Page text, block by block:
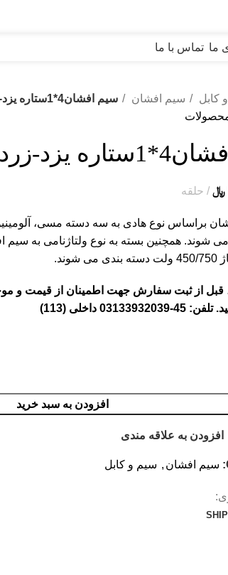
ما تماس با ما
کابل سیم افشان
سیم افشان4*1ستاره یزد-زرد
یزد-زرد
﷼ حلقه
براساس نوع هادی به سه دسته مسی،
قبل از ثبت سفارش جهت اطمینان از قیمت و
داخلی (113)
افزودن به سبد خرید
افزودن به علاقه مندی
سیم افشان , سیم و کابل